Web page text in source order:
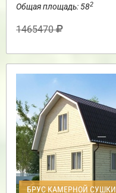
Общая площадь: 582
1465470
БРУС КАМЕРНОЙ СУШКИ